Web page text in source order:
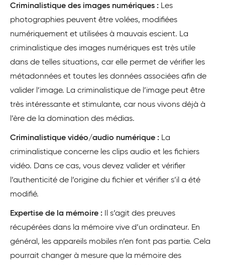
Criminalistique des images numériques : Les
photographies peuvent être volées, modifiées
numériquement et utilisées à mauvais escient. La
criminalistique des images numériques est très utile
dans de telles situations, car elle permet de vérifier les
métadonnées et toutes les données associées afin de
valider l’image. La criminalistique de l’image peut être
très intéressante et stimulante, car nous vivons déjà à
l’ère de la domination des médias.
Criminalistique vidéo/audio numérique : La
criminalistique concerne les clips audio et les fichiers
vidéo. Dans ce cas, vous devez valider et vérifier
l’authenticité de l’origine du fichier et vérifier s’il a été
modifié.
Expertise de la mémoire : Il s’agit des preuves
récupérées dans la mémoire vive d’un ordinateur. En
général, les appareils mobiles n’en font pas partie. Cela
pourrait changer à mesure que la mémoire des